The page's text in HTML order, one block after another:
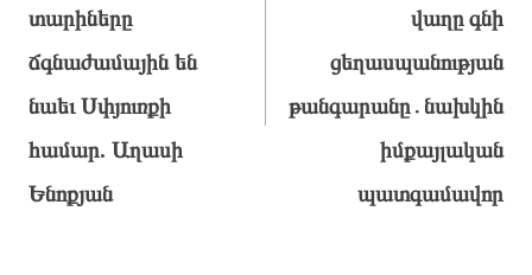
տարիները
ճգնաժամային են
նաեւ Սփյուռքի
համար. Աղասի
Ենոքյան
վաղը գնի
ցեղասպանության
թանգարանը․նախկին
իմքայլական
պատգամավոր